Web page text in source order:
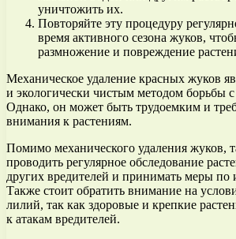
уничтожить их.
Повторяйте эту процедуру
время активного сезона жуков,
размножение и повреждение
Механическое удаление красных жуков
и экологически чистым методом борьбы
Однако, он может быть трудоемким и
внимания к растениям.
Помимо механического удаления жуков,
проводить регулярное обследование
других вредителей и принимать меры
Также стоит обратить внимание на
лилий, так как здоровые и крепкие
к атакам вредителей.